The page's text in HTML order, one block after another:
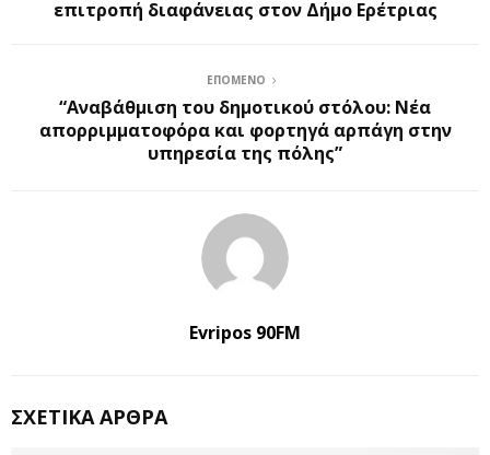
επιτροπή διαφάνειας στον Δήμο Ερέτριας
ΕΠΌΜΕΝΟ
“Αναβάθμιση του δημοτικού στόλου: Νέα
απορριμματοφόρα και φορτηγά αρπάγη στην
υπηρεσία της πόλης”
Evripos 90FM
ΣΧΕΤΙΚΆ ΆΡΘΡΑ